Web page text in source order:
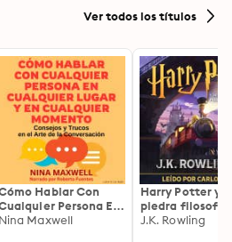
Ver todos los títulos
Hablar Con
Persona En
Cualquier Lugar Y En
Nina Maxwell
Harry Potter y
piedra filosofal
J.K. Rowling